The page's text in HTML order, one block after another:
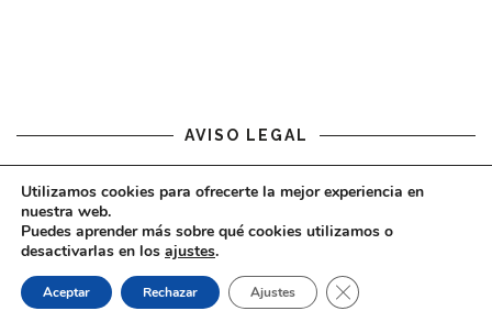
AVISO LEGAL
Aviso legal
COPYRIGHT © 2020 - VIAJARDESPACIO.COM
Utilizamos cookies para ofrecerte la mejor experiencia en
nuestra web.
Puedes aprender más sobre qué cookies utilizamos o
desactivarlas en los ajustes.
Aceptar Rechazar Ajustes CERRAR EL